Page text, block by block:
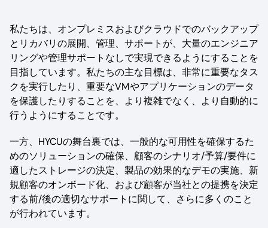
私たちは、オンプレミスおよびクラウドでのバックアップ
とリカバリの展開、管理、サポートが、大量のエンジニア
リングや管理サポートなしで実現できるようにすることを
目指しています。私たちの主な目標は、非常に重要なタス
クを実行したり、重要なVMやアプリケーションのデータ
を保護したりすることを、より複雑でなく、より自動的に
行うようにすることです。
一方、HYCUの舞台裏では、一般的な可用性を確保するた
めのソリューションの確保、顧客のシナリオ/予算/要件に
適したストレージの決定、製品の効果的なデモの実施、新
規顧客のオンボード化、および顧客が当社との提携を決定
する前/後の適切なサポートに関して、さらに多くのこと
が行われています。